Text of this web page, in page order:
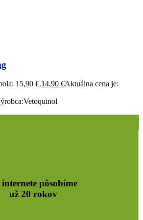
15,90 €.14,90 €Aktuálna cena je:
pôsobíme
už 20 rokov